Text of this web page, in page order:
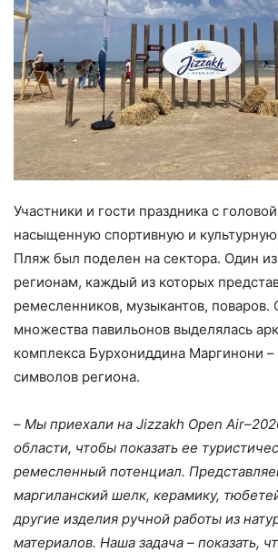
Участники и гости праздника с
насыщенную спортивную и
Пляж был поделен на сектора. Один из
регионам, каждый из которых
ремесленников, музыкантов, поваров.
множества павильонов выделялась
комплекса Бурхониддина Маргинони –
символов региона.
– Мы приехали на Jizzakh Open
области, чтобы показать ее
ремесленный потенциал.
маргиланский шелк, керамику,
другие изделия ручной работы из
материалов. Наша задача – показать,